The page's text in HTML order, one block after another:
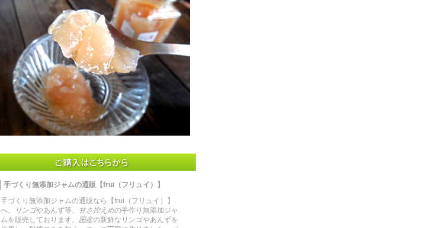
手づくり無添加ジャムの通販【frui（フリュイ）】
手づくり 無添加ジャムの通販なら【frui（フリュイ）】
へ。
リンゴやあんず等、 甘さ控えめの手作り無添加ジャ
ムを販売しております。 国産の新鮮なリンゴやあんずを